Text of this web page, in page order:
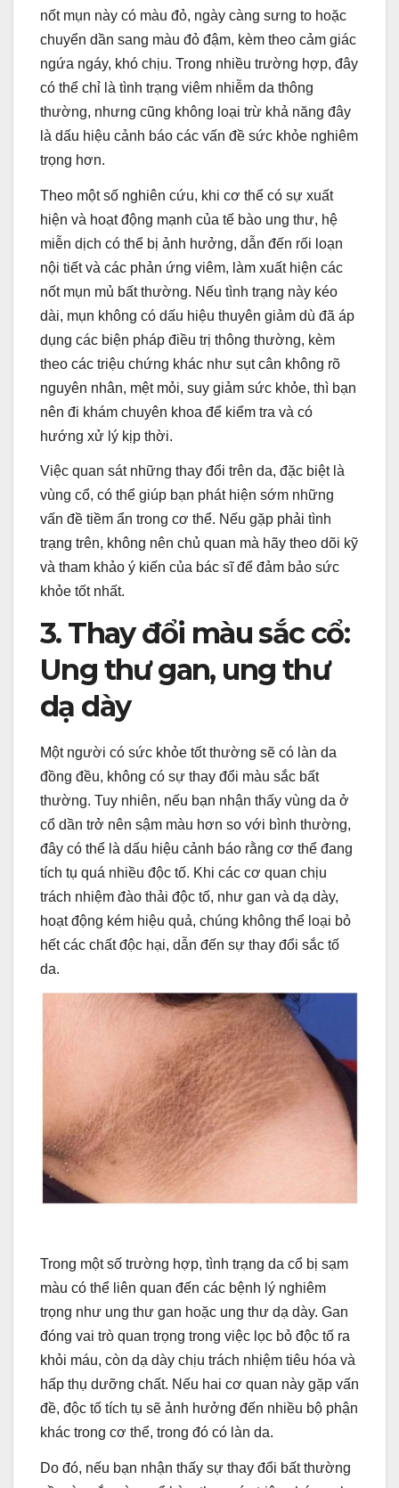
nốt mụn này có màu đỏ, ngày càng sưng to hoặc
chuyển dần sang màu đỏ đậm, kèm theo cảm giác
ngứa ngáy, khó chịu. Trong nhiều trường hợp, đây
có thể chỉ là tình trạng viêm nhiễm da thông
thường, nhưng cũng không loại trừ khả năng đây
là dấu hiệu cảnh báo các vấn đề sức khỏe nghiêm
trọng hơn.
Theo một số nghiên cứu, khi cơ thể có sự xuất
hiện và hoạt động mạnh của tế bào ung thư, hệ
miễn dịch có thể bị ảnh hưởng, dẫn đến rối loạn
nội tiết và các phản ứng viêm, làm xuất hiện các
nốt mụn mủ bất thường. Nếu tình trạng này kéo
dài, mụn không có dấu hiệu thuyên giảm dù đã áp
dụng các biện pháp điều trị thông thường, kèm
theo các triệu chứng khác như sụt cân không rõ
nguyên nhân, mệt mỏi, suy giảm sức khỏe, thì bạn
nên đi khám chuyên khoa để kiểm tra và có
hướng xử lý kịp thời.
Việc quan sát những thay đổi trên da, đặc biệt là
vùng cổ, có thể giúp bạn phát hiện sớm những
vấn đề tiềm ẩn trong cơ thể. Nếu gặp phải tình
trạng trên, không nên chủ quan mà hãy theo dõi kỹ
và tham khảo ý kiến của bác sĩ để đảm bảo sức
khỏe tốt nhất.
3. Thay đổi màu sắc cổ:
Ung thư gan, ung thư
dạ dày
Một người có sức khỏe tốt thường sẽ có làn da
đồng đều, không có sự thay đổi màu sắc bất
thường. Tuy nhiên, nếu bạn nhận thấy vùng da ở
cổ dần trở nên sậm màu hơn so với bình thường,
đây có thể là dấu hiệu cảnh báo rằng cơ thể đang
tích tụ quá nhiều độc tố. Khi các cơ quan chịu
trách nhiệm đào thải độc tố, như gan và dạ dày,
hoạt động kém hiệu quả, chúng không thể loại bỏ
hết các chất độc hại, dẫn đến sự thay đổi sắc tố
da.
Trong một số trường hợp, tình trạng da cổ bị sạm
màu có thể liên quan đến các bệnh lý nghiêm
trọng như ung thư gan hoặc ung thư dạ dày. Gan
đóng vai trò quan trọng trong việc lọc bỏ độc tố ra
khỏi máu, còn dạ dày chịu trách nhiệm tiêu hóa và
hấp thụ dưỡng chất. Nếu hai cơ quan này gặp vấn
đề, độc tố tích tụ sẽ ảnh hưởng đến nhiều bộ phận
khác trong cơ thể, trong đó có làn da.
Do đó, nếu bạn nhận thấy sự thay đổi bất thường